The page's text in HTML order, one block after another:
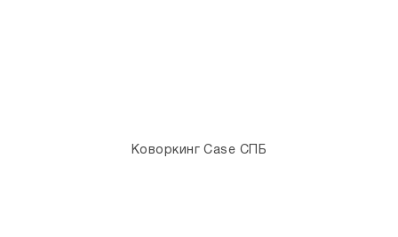
Коворкинг Case СПБ